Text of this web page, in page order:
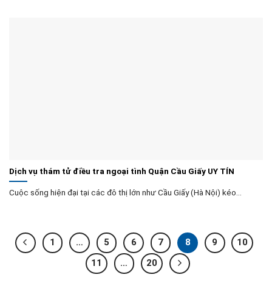
Dịch vụ thám tử điều tra ngoại tình Quận Cầu Giấy UY TÍN
Cuộc sống hiện đại tại các đô thị lớn như Cầu Giấy (Hà Nội) kéo...
1 … 5 6 7 8 9
10
11
… 20